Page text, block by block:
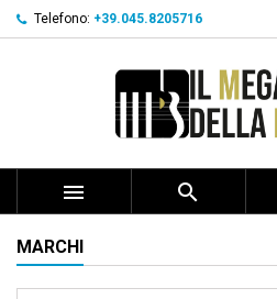
Telefono: +39.045.8205716
 
MARCHI